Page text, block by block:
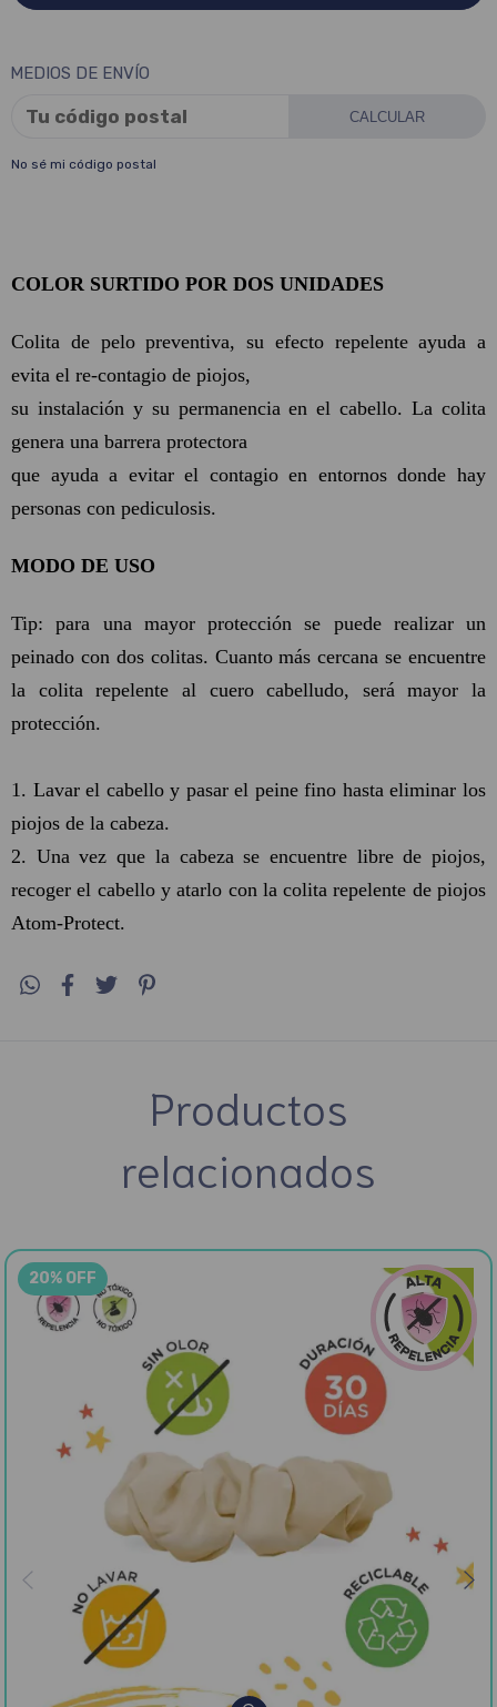
MEDIOS DE ENVÍO
CALCULAR
No sé mi código postal
COLOR SURTIDO POR DOS UNIDADES
Colita de pelo preventiva, su efecto repelente ayuda a
evita el re-contagio de piojos,
su instalación y su permanencia en el cabello. La colita
genera una barrera protectora
que ayuda a evitar el contagio en entornos donde hay
personas con pediculosis.
MODO DE USO
Tip: para una mayor protección se puede realizar un
peinado con dos colitas. Cuanto más cercana se encuentre
la colita repelente al cuero cabelludo, será mayor la
protección.
1. Lavar el cabello y pasar el peine fino hasta eliminar los
piojos de la cabeza.
2. Una vez que la cabeza se encuentre libre de piojos,
recoger el cabello y atarlo con la colita repelente de piojos
Atom-Protect.
Productos
relacionados
20% OFF